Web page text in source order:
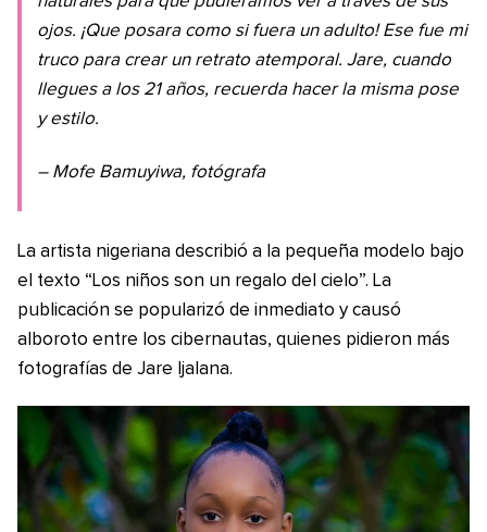
ojos. ¡Que posara como si fuera un adulto! Ese fue mi
truco para crear un retrato atemporal. Jare, cuando
llegues a los 21 años, recuerda hacer la misma pose
y estilo.
– Mofe Bamuyiwa, fotógrafa
La artista nigeriana describió a la pequeña modelo bajo
el texto “Los niños son un regalo del cielo”. La
publicación se popularizó de inmediato y causó
alboroto entre los cibernautas, quienes pidieron más
fotografías de Jare Ijalana.